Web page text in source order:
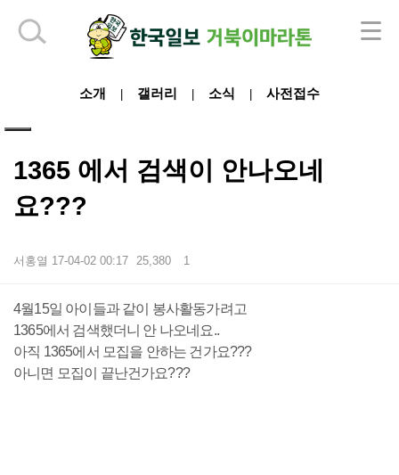
소개 갤러리 소식 사전접수
1365 에서 검색이 안나오네
요???
서홍열 17-04-02 00:17 25,380 1
본문
4월15일 아이들과 같이 봉사활동가려고
1365에서 검색했더니 안 나오네요..
아직 1365에서 모집을 안하는 건가요???
아니면 모집이 끝난건가요???
하단 영역